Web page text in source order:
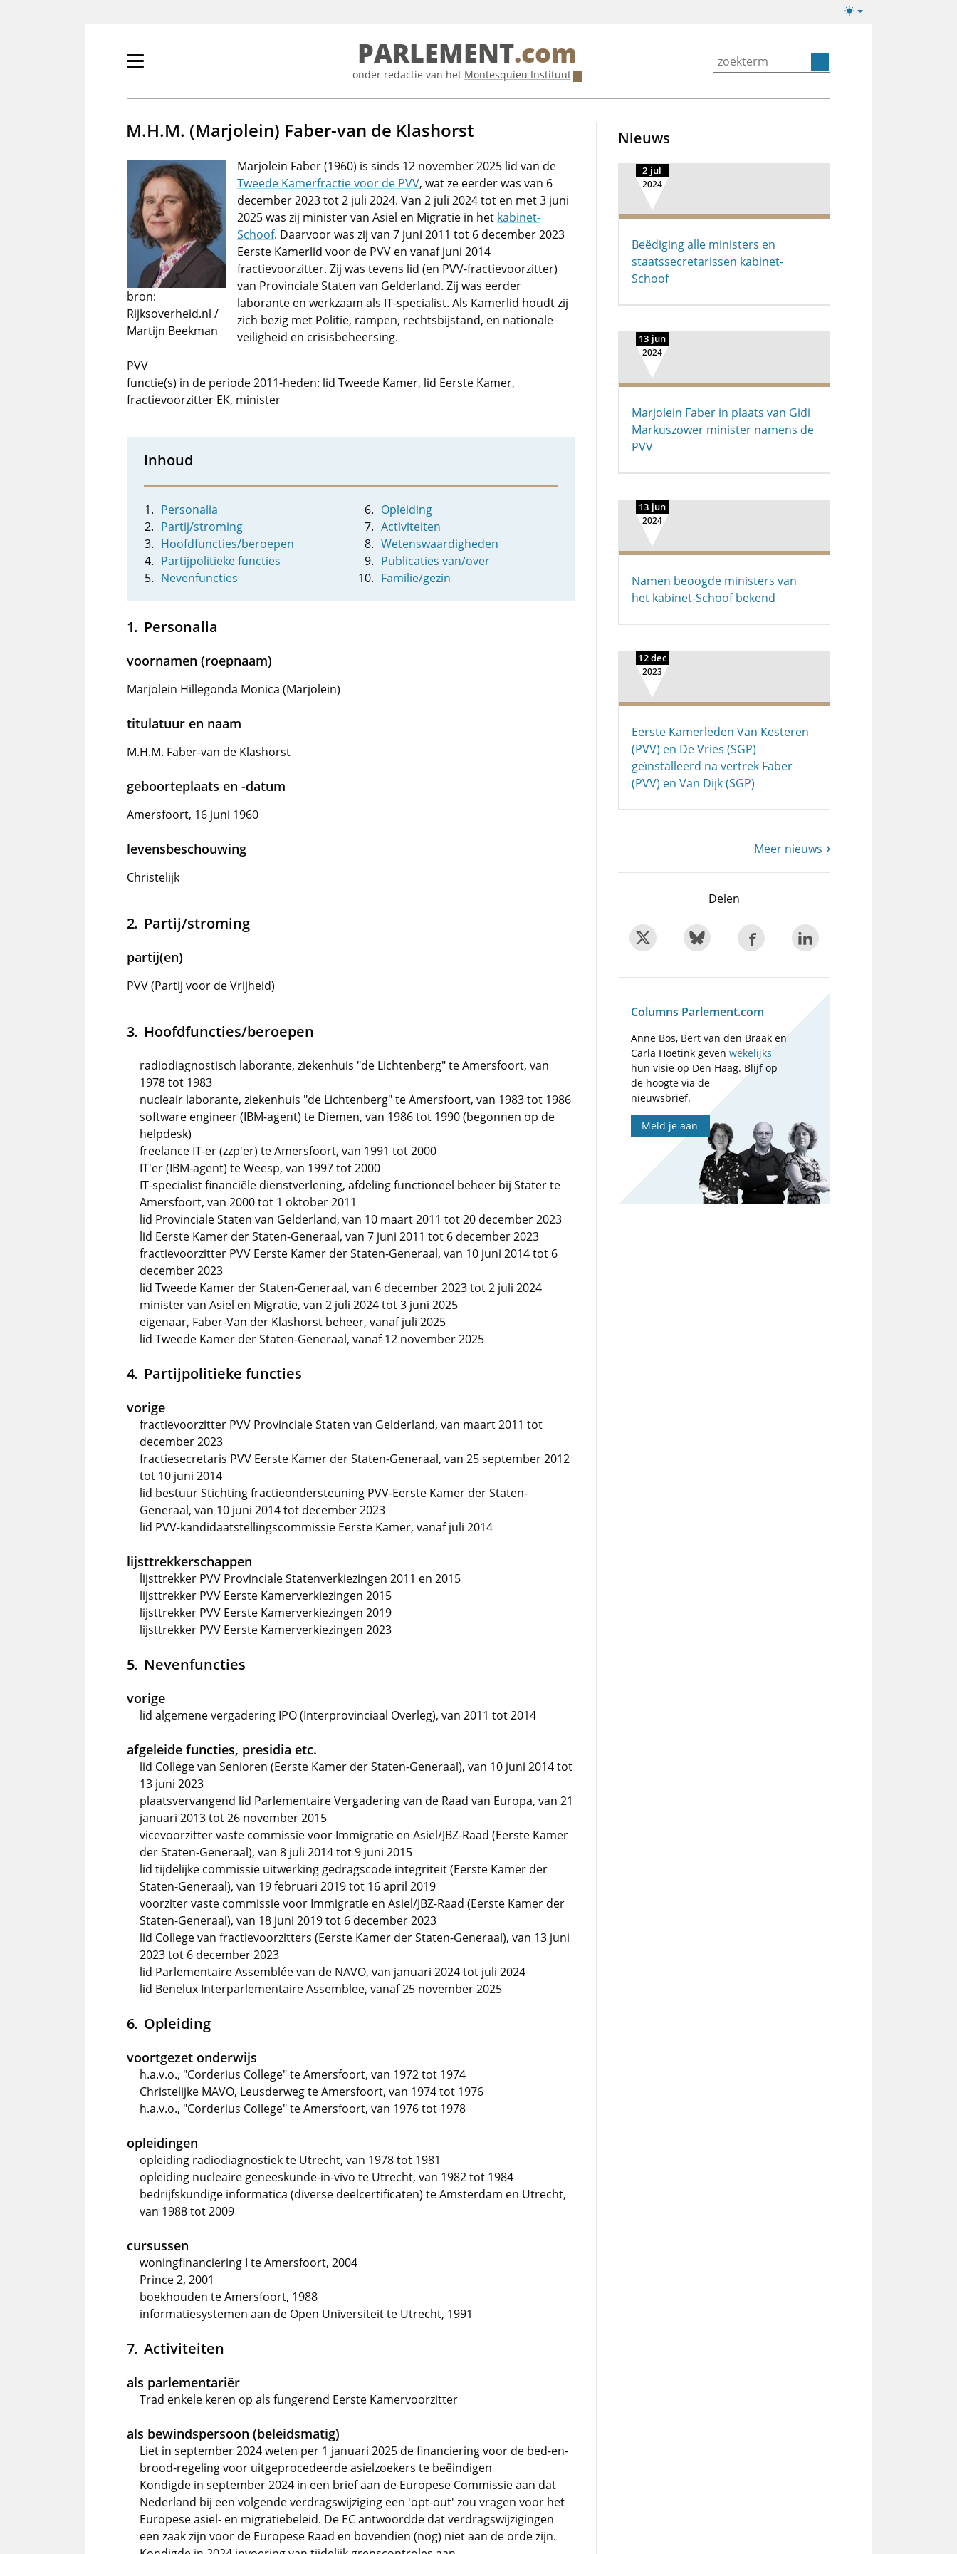
Lichte/donkere
Primair
tonen/verbergen
PARLEMENT.com
onder redactie van het Montesquieu Instituut
M.H.M. (Marjolein) Faber-van de Klashorst
bron:
Rijksoverheid.nl /
Martijn Beekman
Marjolein Faber (1960) is sinds 12 november 2025 lid van de
Tweede Kamerfractie voor de PVV, wat ze eerder was van 6
december 2023 tot 2 juli 2024. Van 2 juli 2024 tot en met 3 juni
2025 was zij minister van Asiel en Migratie in het kabinet-
Schoof. Daarvoor was zij van 7 juni 2011 tot 6 december 2023
Eerste Kamerlid voor de PVV en vanaf juni 2014
fractievoorzitter. Zij was tevens lid (en PVV-fractievoorzitter)
van Provinciale Staten van Gelderland. Zij was eerder
laborante en werkzaam als IT-specialist. Als Kamerlid houdt zij
zich bezig met Politie, rampen, rechtsbijstand, en nationale
veiligheid en crisisbeheersing.
PVV
functie(s) in de periode 2011-heden: lid Tweede Kamer, lid Eerste Kamer,
fractievoorzitter EK, minister
Inhoud
Personalia
Partij/stroming
Hoofdfuncties/beroepen
Partijpolitieke functies
Nevenfuncties
Opleiding
Activiteiten
Wetenswaardigheden
Publicaties van/over
Familie/gezin
Personalia
voornamen (roepnaam)
Marjolein Hillegonda Monica (Marjolein)
titulatuur en naam
M.H.M. Faber-van de Klashorst
geboorteplaats en -datum
Amersfoort, 16 juni 1960
levensbeschouwing
Christelijk
Partij/stroming
partij(en)
PVV (Partij voor de Vrijheid)
Hoofdfuncties/beroepen
radiodiagnostisch laborante, ziekenhuis "de Lichtenberg" te Amersfoort, van
1978 tot 1983
nucleair laborante, ziekenhuis "de Lichtenberg" te Amersfoort, van 1983 tot 1986
software engineer (IBM-agent) te Diemen, van 1986 tot 1990 (begonnen op de
helpdesk)
freelance IT-er (zzp'er) te Amersfoort, van 1991 tot 2000
IT'er (IBM-agent) te Weesp, van 1997 tot 2000
IT-specialist financiële dienstverlening, afdeling functioneel beheer bij Stater te
Amersfoort, van 2000 tot 1 oktober 2011
lid Provinciale Staten van Gelderland, van 10 maart 2011 tot 20 december 2023
lid Eerste Kamer der Staten-Generaal, van 7 juni 2011 tot 6 december 2023
fractievoorzitter PVV Eerste Kamer der Staten-Generaal, van 10 juni 2014 tot 6
december 2023
lid Tweede Kamer der Staten-Generaal, van 6 december 2023 tot 2 juli 2024
minister van Asiel en Migratie, van 2 juli 2024 tot 3 juni 2025
eigenaar, Faber-Van der Klashorst beheer, vanaf juli 2025
lid Tweede Kamer der Staten-Generaal, vanaf 12 november 2025
Partijpolitieke functies
vorige
fractievoorzitter PVV Provinciale Staten van Gelderland, van maart 2011 tot
december 2023
fractiesecretaris PVV Eerste Kamer der Staten-Generaal, van 25 september 2012
tot 10 juni 2014
lid bestuur Stichting fractieondersteuning PVV-Eerste Kamer der Staten-
Generaal, van 10 juni 2014 tot december 2023
lid PVV-kandidaatstellingscommissie Eerste Kamer, vanaf juli 2014
lijsttrekkerschappen
lijsttrekker PVV Provinciale Statenverkiezingen 2011 en 2015
lijsttrekker PVV Eerste Kamerverkiezingen 2015
lijsttrekker PVV Eerste Kamerverkiezingen 2019
lijsttrekker PVV Eerste Kamerverkiezingen 2023
Nevenfuncties
vorige
lid algemene vergadering IPO (Interprovinciaal Overleg), van 2011 tot 2014
afgeleide functies, presidia etc.
lid College van Senioren (Eerste Kamer der Staten-Generaal), van 10 juni 2014 tot
13 juni 2023
plaatsvervangend lid Parlementaire Vergadering van de Raad van Europa, van 21
januari 2013 tot 26 november 2015
vicevoorzitter vaste commissie voor Immigratie en Asiel/JBZ-Raad (Eerste Kamer
der Staten-Generaal), van 8 juli 2014 tot 9 juni 2015
lid tijdelijke commissie uitwerking gedragscode integriteit (Eerste Kamer der
Staten-Generaal), van 19 februari 2019 tot 16 april 2019
voorziter vaste commissie voor Immigratie en Asiel/JBZ-Raad (Eerste Kamer der
Staten-Generaal), van 18 juni 2019 tot 6 december 2023
lid College van fractievoorzitters (Eerste Kamer der Staten-Generaal), van 13 juni
2023 tot 6 december 2023
lid Parlementaire Assemblée van de NAVO, van januari 2024 tot juli 2024
lid Benelux Interparlementaire Assemblee, vanaf 25 november 2025
Opleiding
voortgezet onderwijs
h.a.v.o., "Corderius College" te Amersfoort, van 1972 tot 1974
Christelijke MAVO, Leusderweg te Amersfoort, van 1974 tot 1976
h.a.v.o., "Corderius College" te Amersfoort, van 1976 tot 1978
opleidingen
opleiding radiodiagnostiek te Utrecht, van 1978 tot 1981
opleiding nucleaire geneeskunde-in-vivo te Utrecht, van 1982 tot 1984
bedrijfskundige informatica (diverse deelcertificaten) te Amsterdam en Utrecht,
van 1988 tot 2009
cursussen
woningfinanciering I te Amersfoort, 2004
Prince 2, 2001
boekhouden te Amersfoort, 1988
informatiesystemen aan de Open Universiteit te Utrecht, 1991
Activiteiten
als parlementariër
Trad enkele keren op als fungerend Eerste Kamervoorzitter
als bewindspersoon (beleidsmatig)
Liet in september 2024 weten per 1 januari 2025 de financiering voor de bed-en-
brood-regeling voor uitgeprocedeerde asielzoekers te beëindigen
Kondigde in september 2024 in een brief aan de Europese Commissie aan dat
Nederland bij een volgende verdragswijziging een 'opt-out' zou vragen voor het
Europese asiel- en migratiebeleid. De EC antwoordde dat verdragswijzigingen
een zaak zijn voor de Europese Raad en bovendien (nog) niet aan de orde zijn.
Nieuws
2 jul
2024
Beëdiging alle ministers en
staatssecretarissen kabinet-
Schoof
13 jun
2024
Marjolein Faber in plaats van Gidi
Markuszower minister namens de
PVV
13 jun
2024
Namen beoogde ministers van
het kabinet-Schoof bekend
12 dec
2023
Eerste Kamerleden Van Kesteren
(PVV) en De Vries (SGP)
geïnstalleerd na vertrek Faber
(PVV) en Van Dijk (SGP)
Meer nieuws
Delen
Columns Parlement.com
Anne Bos, Bert van den Braak en
Carla Hoetink gevenwekelijks
hun visie op Den Haag. Blijf op
de hoogte via de
nieuwsbrief.
Meld je aan